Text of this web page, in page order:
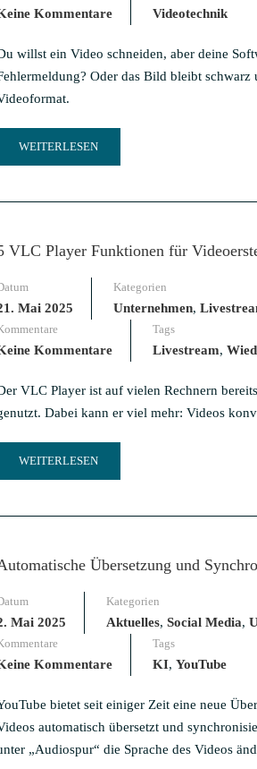
Kommentare Videotechnik
willst ein Video schneiden, aber deine
Oder das Bild bleibt
READ
MORE
VIDEOSCHNITT:
SOLLTEST
KENNEN
WEITERLESEN
VLC Player Funktionen für
Mai 2025
Kategorien
Unternehmen,
Kommentare
Tags
Livestream,
VLC Player ist auf vielen Rechnern
Dabei kann er viel mehr: Videos
READ
MORE
5
FUNKTIONEN
VIDEOERSTELLER
WEITERLESEN
Übersetzung und
Mai 2025
Kategorien
Aktuelles, Social Media,
Kommentare
Tags
KI, YouTube
bietet seit einiger Zeit eine neue
automatisch übersetzt und
„Audiospur“ die Sprache des Videos